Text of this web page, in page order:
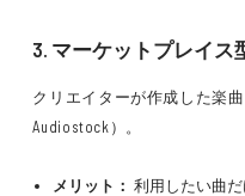
3. マーケットプレイス
クリエイターが作成した楽
Audiostock）。
メリット： 利用したい曲だ